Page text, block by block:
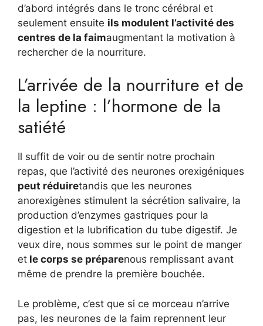
d’abord intégrés dans le tronc cérébral et
seulement ensuite ils modulent l’activité des
centres de la faimaugmentant la motivation à
rechercher de la nourriture.
L’arrivée de la nourriture et de
la leptine : l’hormone de la
satiété
Il suffit de voir ou de sentir notre prochain
repas, que l’activité des neurones orexigéniques
peut réduiretandis que les neurones
anorexigènes stimulent la sécrétion salivaire, la
production d’enzymes gastriques pour la
digestion et la lubrification du tube digestif. Je
veux dire, nous sommes sur le point de manger
et le corps se préparenous remplissant avant
même de prendre la première bouchée.
Le problème, c’est que si ce morceau n’arrive
pas, les neurones de la faim reprennent leur